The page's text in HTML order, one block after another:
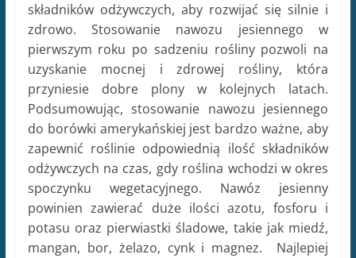
składników odżywczych, aby rozwijać się silnie i
zdrowo. Stosowanie nawozu jesiennego w
pierwszym roku po sadzeniu rośliny pozwoli na
uzyskanie mocnej i zdrowej rośliny, która
przyniesie dobre plony w kolejnych latach.
Podsumowując, stosowanie nawozu jesiennego
do borówki amerykańskiej jest bardzo ważne, aby
zapewnić roślinie odpowiednią ilość składników
odżywczych na czas, gdy roślina wchodzi w okres
spoczynku wegetacyjnego. Nawóz jesienny
powinien zawierać duże ilości azotu, fosforu i
potasu oraz pierwiastki śladowe, takie jak miedź,
mangan, bor, żelazo, cynk i magnez. Najlepiej